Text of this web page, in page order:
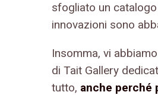
sfogliato un
innovazioni sono
Insomma, vi
di Tait Gallery
tutto, anche perché